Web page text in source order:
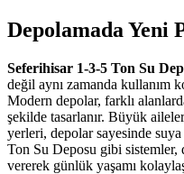
Depolamada Yeni
Seferihisar 1-3-5 Ton Su
değil aynı zamanda kullanım
Modern depolar, farklı
şekilde tasarlanır. Büyük
yerleri, depolar sayesinde
Ton Su Deposu gibi sistemler,
vererek günlük yaşamı